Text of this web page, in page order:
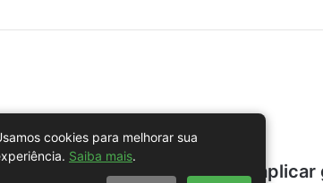
Brasileira acusada de
cookies para melhorar sua
Saiba mais.